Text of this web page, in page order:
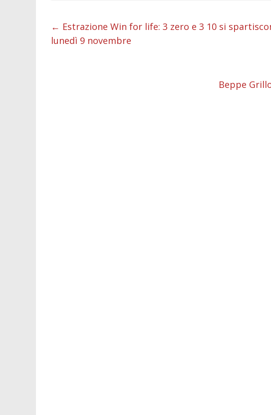
b
o
er l s e di e di
← Estrazione Win for life: 3 zero e 3 10 si
lunedì 9 novembre
Beppe